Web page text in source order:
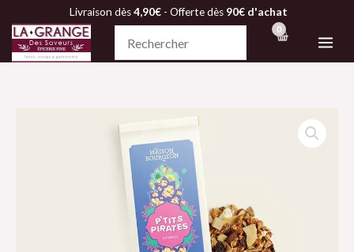
contenu
Livraison dès4,90€- Offerte dès 90€ d'achat